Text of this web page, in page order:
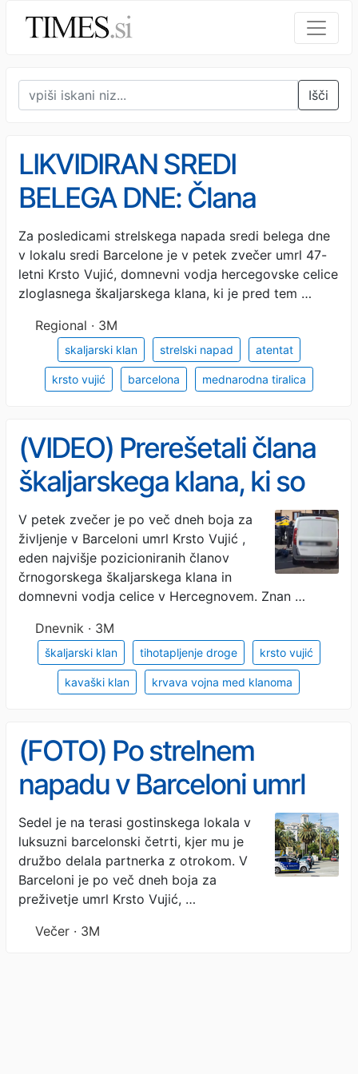
Išči
LIKVIDIRAN SREDI
BELEGA DNE: Člana
škaljarskega klana lani
zamenjali s Slovencem
Za posledicami strelskega napada sredi belega dne
v lokalu sredi Barcelone je v petek zvečer umrl 47-
letni Krsto Vujić, domnevni vodja hercegovske celice
zloglasnega škaljarskega klana, ki je pred tem …
Regional · 3M
skaljarski klan strelski napad atentat
krsto vujić barcelona mednarodna tiralica
(VIDEO) Prerešetali člana
škaljarskega klana, ki so
ga lani zamešali s
Slovencem
V petek zvečer je po več dneh boja za
življenje v Barceloni umrl Krsto Vujić ,
eden najvišje pozicioniranih članov
črnogorskega škaljarskega klana in
domnevni vodja celice v Hercegnovem. Znan …
Dnevnik · 3M
škaljarski klan tihotapljenje droge krsto vujić
kavaški klan krvava vojna med klanoma
(FOTO) Po strelnem
napadu v Barceloni umrl
vodja hercegnovske veje
škaljarskega klana
Sedel je na terasi gostinskega lokala v
luksuzni barcelonski četrti, kjer mu je
družbo delala partnerka z otrokom. V
Barceloni je po več dneh boja za
preživetje umrl Krsto Vujić, …
Večer · 3M